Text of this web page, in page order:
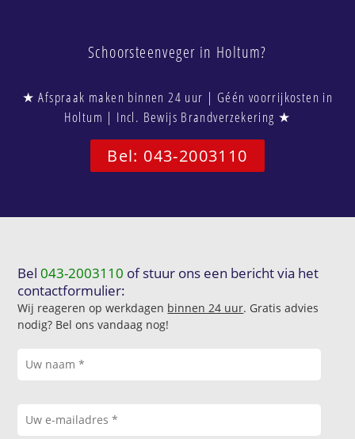
Schoorsteenveger in Holtum?
★ Afspraak maken binnen 24 uur | Géén voorrijkosten in
Holtum | Incl. Bewijs Brandverzekering ★
Bel: 043-2003110
Bel043-2003110 of stuur ons een bericht via het
contactformulier:
Wij reageren op werkdagen binnen 24 uur. Gratis advies
nodig? Bel ons vandaag nog!